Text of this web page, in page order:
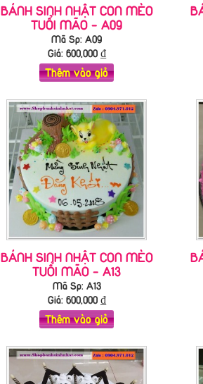
BÁNH SINH NHẬT CON MÈO
TUỔI MÃO - A09
Mã Sp: A09
Giá: 600,000₫
Thêm vào giỏ
BÁNH SINH NHẬT CON MÈO
TUỔI MÃO - A13
Mã Sp: A13
Giá: 600,000₫
Thêm vào giỏ